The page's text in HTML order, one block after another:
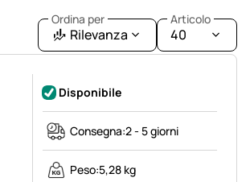
Ordina per
Rilevanza
Articolo
40
Disponibile
Consegna:2 - 5 giorni
Peso:5,28 kg